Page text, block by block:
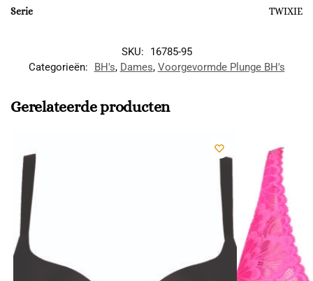
Serie TWIXIE
SKU:
16785-95
Categorieën:
BH's, Dames, Voorgevormde Plunge BH's
Gerelateerde producten